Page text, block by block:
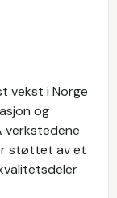
vekst i Norge
og
verkstedene
støttet av et